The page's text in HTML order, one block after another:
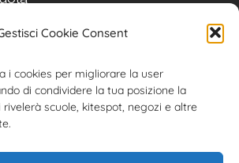
Cookie Consent
i cookies per migliorare la user
di condividere la tua posizione la
scuole, kitespot, negozi e altre